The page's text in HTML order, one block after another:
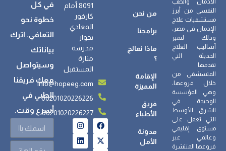
الادمان والطب
النفسي من أبرز
مستشفيات علاج
الإدمان في مصر،
وذلك لتميز
أساليب العلاج
الحديثة التي
تقدمها
المتسشفى من
خلال فروعها،
وهي المؤسسة
الوحيدة في
الشرق الأوسط
التي تعمل على
مستوى إقليمي
وعالمي عبر
فروعها المنتشرة
من نحن
برامجنا
ماذا نعالج
؟
الإقامة
المميزة
فريق
الأطباء
مدونة
الأمل
8091 أمام
كارفور
المعادي
بجوار
مدرسة
منارة
المستقبل
info@hopeeg.com
00201020226226
00201020226227
في كل
خطوة نحو
التعافي. اترك
بياناتك
وسيتواصل
معك فريقنا
الطبي في
أسرع وقت.